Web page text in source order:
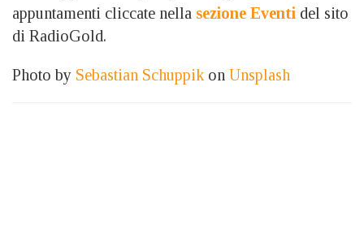
appuntamenti cliccate nella sezione Eventi del sito
di RadioGold.
Photo by Sebastian Schuppik on Unsplash